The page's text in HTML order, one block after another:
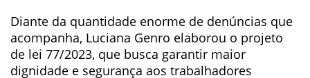
Diante da quantidade enorme de denúncias que
acompanha, Luciana Genro elaborou o projeto
de lei 77/2023, que busca garantir maior
dignidade e segurança aos trabalhadores